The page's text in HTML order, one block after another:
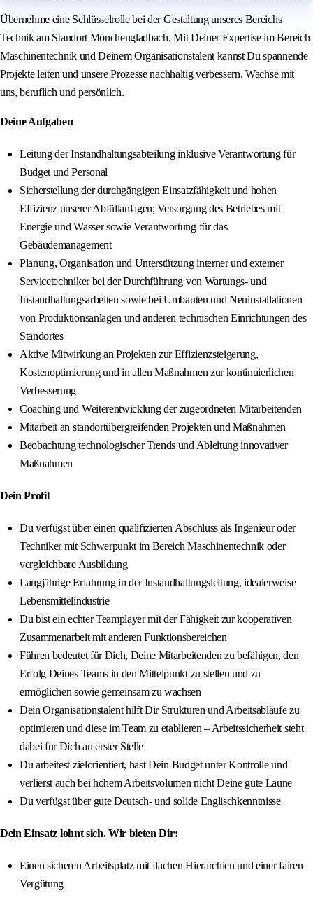
Übernehme eine Schlüsselrolle bei der Gestaltung unseres Bereichs
Technik am Standort Mönchengladbach. Mit Deiner Expertise im Bereich
Maschinentechnik und Deinem Organisationstalent kannst Du spannende
Projekte leiten und unsere Prozesse nachhaltig verbessern. Wachse mit
uns, beruflich und persönlich.
Deine Aufgaben
Leitung der Instandhaltungsabteilung inklusive Verantwortung für
Budget und Personal
Sicherstellung der durchgängigen Einsatzfähigkeit und hohen
Effizienz unserer Abfüllanlagen; Versorgung des Betriebes mit
Energie und Wasser sowie Verantwortung für das
Gebäudemanagement
Planung, Organisation und Unterstützung interner und externer
Servicetechniker bei der Durchführung von Wartungs- und
Instandhaltungsarbeiten sowie bei Umbauten und Neuinstallationen
von Produktionsanlagen und anderen technischen Einrichtungen des
Standortes
Aktive Mitwirkung an Projekten zur Effizienzsteigerung,
Kostenoptimierung und in allen Maßnahmen zur kontinuierlichen
Verbesserung
Coaching und Weiterentwicklung der zugeordneten Mitarbeitenden
Mitarbeit an standortübergreifenden Projekten und Maßnahmen
Beobachtung technologischer Trends und Ableitung innovativer
Maßnahmen
Dein Profil
Du verfügst über einen qualifizierten Abschluss als Ingenieur oder
Techniker mit Schwerpunkt im Bereich Maschinentechnik oder
vergleichbare Ausbildung
Langjährige Erfahrung in der Instandhaltungsleitung, idealerweise
Lebensmittelindustrie
Du bist ein echter Teamplayer mit der Fähigkeit zur kooperativen
Zusammenarbeit mit anderen Funktionsbereichen
Führen bedeutet für Dich, Deine Mitarbeitenden zu befähigen, den
Erfolg Deines Teams in den Mittelpunkt zu stellen und zu
ermöglichen sowie gemeinsam zu wachsen
Dein Organisationstalent hilft Dir Strukturen und Arbeitsabläufe zu
optimieren und diese im Team zu etablieren – Arbeitssicherheit steht
dabei für Dich an erster Stelle
Du arbeitest zielorientiert, hast Dein Budget unter Kontrolle und
verlierst auch bei hohem Arbeitsvolumen nicht Deine gute Laune
Du verfügst über gute Deutsch- und solide Englischkenntnisse
Dein Einsatz lohnt sich. Wir bieten Dir:
Einen sicheren Arbeitsplatz mit flachen Hierarchien und einer fairen
Vergütung